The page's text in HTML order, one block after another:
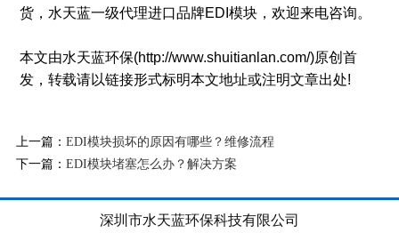
货，水天蓝一级代理进口品牌EDI模块，欢迎来电咨询。
本文由水天蓝环保(http://www.shuitianlan.com/)原创首
发，转载请以链接形式标明本文地址或注明文章出处!
上一篇： EDI模块损坏的原因有哪些？维修流程
下一篇： EDI模块堵塞怎么办？解决方案
深圳市水天蓝环保科技有限公司